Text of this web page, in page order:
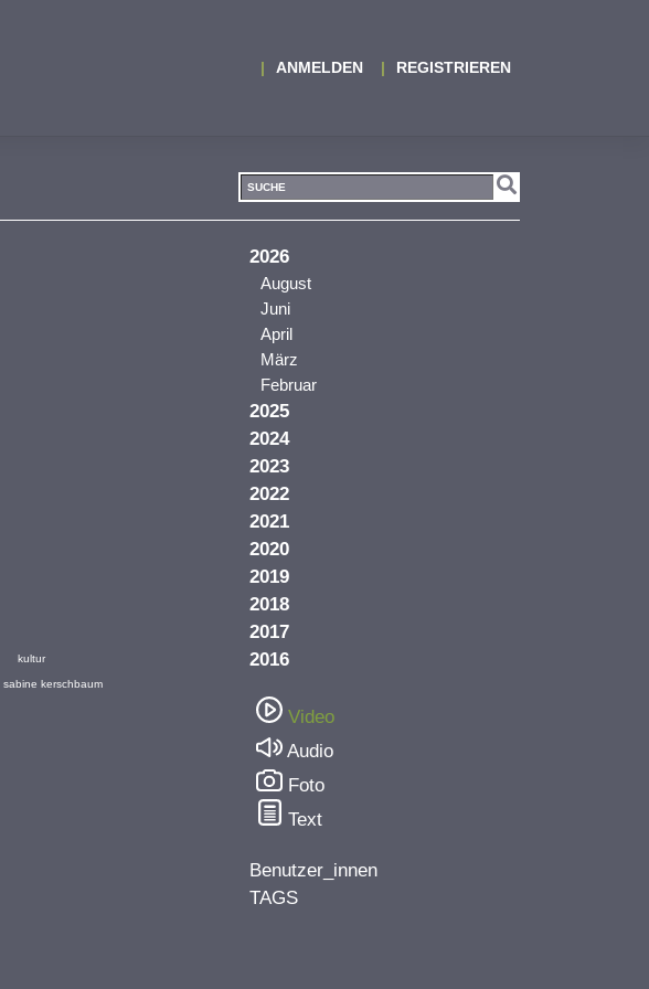
ANMELDEN REGISTRIEREN
sabine kerschbaum
kultur
2026
August
Juni
April
März
Februar
2025
2024
2023
2022
2021
2020
2019
2018
2017
2016
Video
Audio
Foto
Text
Benutzer_innen
TAGS